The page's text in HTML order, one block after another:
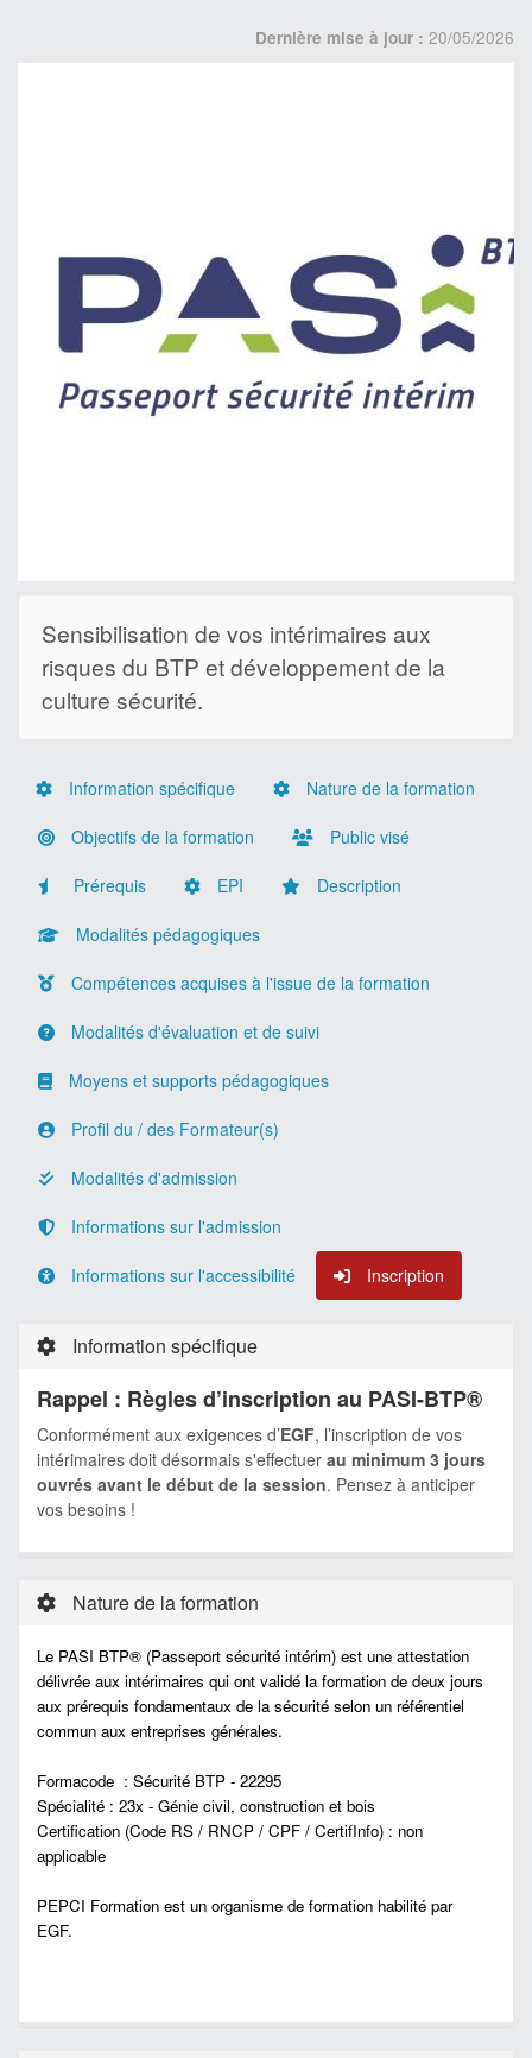
Dernière mise à jour : 20/05/2026
Sensibilisation de vos intérimaires aux
risques du BTP et développement de la
culture sécurité.
Information spécifique Nature de la formation
Objectifs de la formation Public visé
Prérequis EPI Description
Modalités pédagogiques
Compétences acquises à l'issue de la formation
Modalités d'évaluation et de suivi
Moyens et supports pédagogiques
Profil du / des Formateur(s)
Modalités d'admission
Informations sur l'admission
Informations sur l'accessibilité Inscription
Information spécifique
Rappel : Règles d’inscription au PASI-BTP®
Conformément aux exigences d’EGF, l’inscription de vos
intérimaires doit désormais s'effectuer au minimum 3 jours
ouvrés avant le début de la session. Pensez à anticiper
vos besoins !
Nature de la formation
Le PASI BTP® (Passeport sécurité intérim) est une attestation
délivrée aux intérimaires qui ont validé la formation de deux jours
aux prérequis fondamentaux de la sécurité selon un référentiel
commun aux entreprises générales.
Formacode : Sécurité BTP - 22295
Spécialité : 23x - Génie civil, construction et bois
Certification (Code RS / RNCP / CPF / CertifInfo) : non
applicable
PEPCI Formation est un organisme de formation habilité par
EGF.